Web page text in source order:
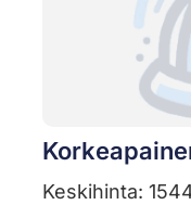
Keskihinta: